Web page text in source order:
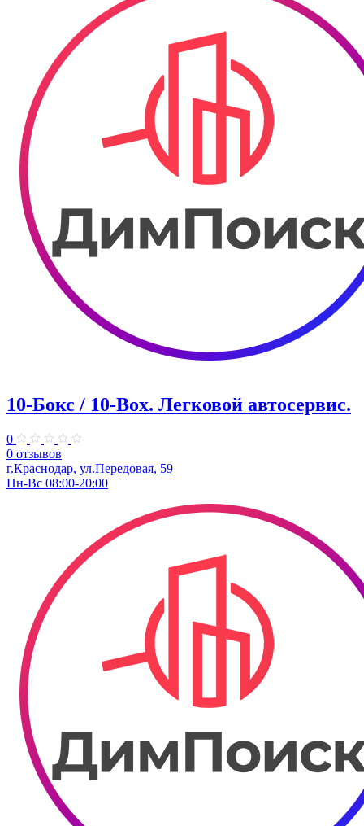
10-Бокс / 10-Box. ​Легковой автосервис.
0
0 отзывов
г.Краснодар, ул.Передовая, 59
Пн-Вс 08:00-20:00